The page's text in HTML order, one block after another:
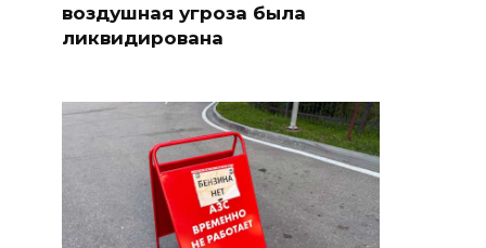
воздушная угроза была
ликвидирована